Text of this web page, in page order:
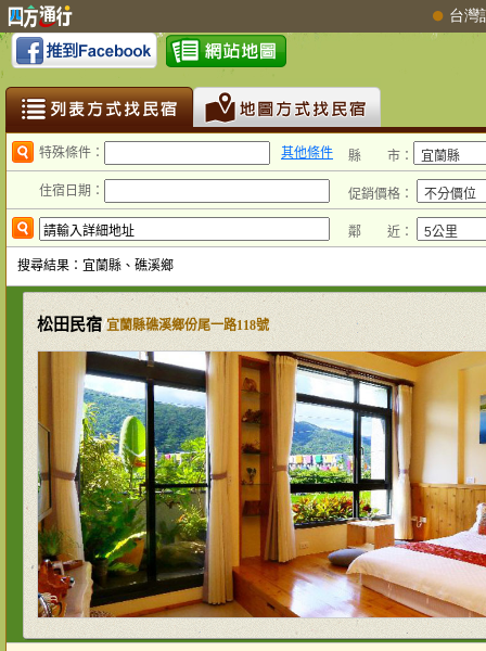
特殊條件： 其他條件 縣 市：
住宿日期： 促銷價格：
鄰 近：
搜尋結果：宜蘭縣、礁溪鄉
松田民宿/宜蘭縣礁溪鄉份尾一路118號